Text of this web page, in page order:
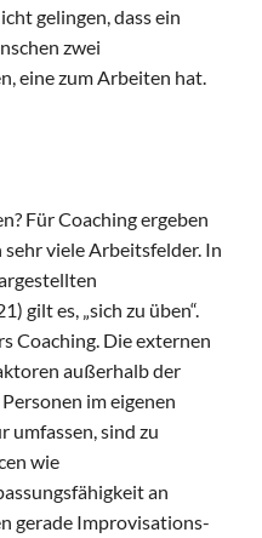
gelingen, dass ein
zwei
eine zum Arbeiten hat.
Für Coaching ergeben
viele Arbeitsfelder. In
gilt es, „sich zu üben“.
Coaching. Die externen
außerhalb der
im eigenen
umfassen, sind zu
wie
an
gerade Improvisations-